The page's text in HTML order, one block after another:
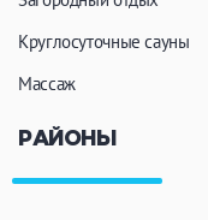
Круглосуточные сауны
Массаж
РАЙОНЫ